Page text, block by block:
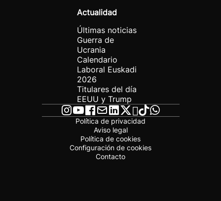
Actualidad
Últimas noticias
Guerra de
Ucrania
Calendario
Laboral Euskadi
2026
Titulares del día
EEUU y Trump
Política de privacidad
Aviso legal
Política de cookies
Configuración de cookies
Contacto